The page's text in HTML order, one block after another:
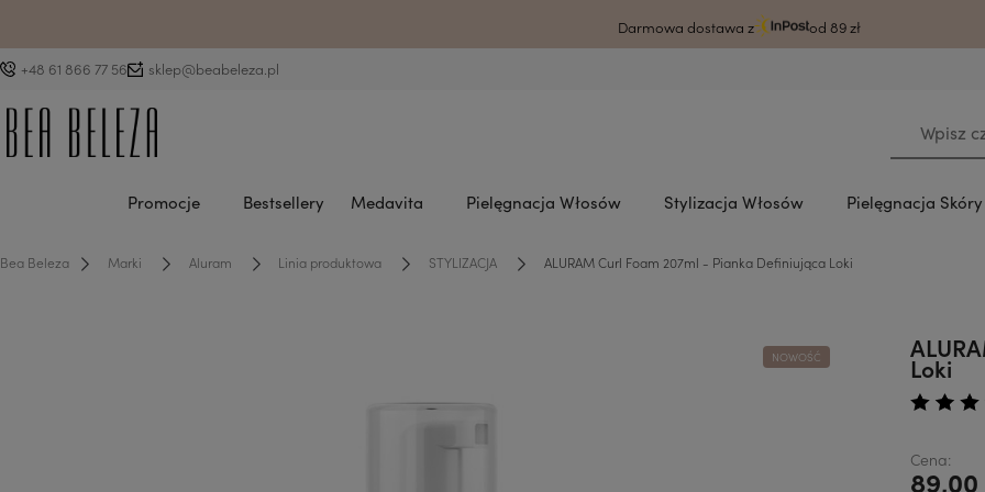
Drodzy klienci ze względu na awarię systemu czas wysyłki może ulec
Darmowa dostawa z od 89 zł
+48 61 866 77 56 sklep@beabeleza.pl
Promocje Bestsellery Medavita Pielęgnacja Włosów Stylizacja Włosów Pielęgnacja Skóry
Bea Beleza Marki Aluram Linia produktowa STYLIZACJA ALURAM Curl Foam 207ml - Pianka Definiująca Loki
NOWOŚĆ Loki
Cena:
89,00